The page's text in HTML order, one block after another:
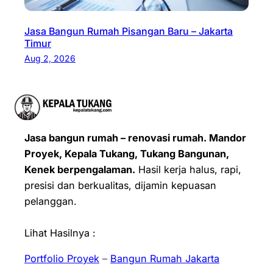
Jasa Bangun Rumah Pisangan Baru – Jakarta
Timur
Aug 2, 2026
Jasa bangun rumah – renovasi rumah. Mandor
Proyek, Kepala Tukang, Tukang Bangunan,
Kenek berpengalaman. Hasil kerja halus, rapi,
presisi dan berkualitas, dijamin kepuasan
pelanggan.
Lihat Hasilnya :
Portfolio Proyek – Bangun Rumah Jakarta